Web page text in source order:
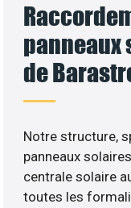
panneaux
de
Notre structure,
panneaux
centrale solaire
toutes les